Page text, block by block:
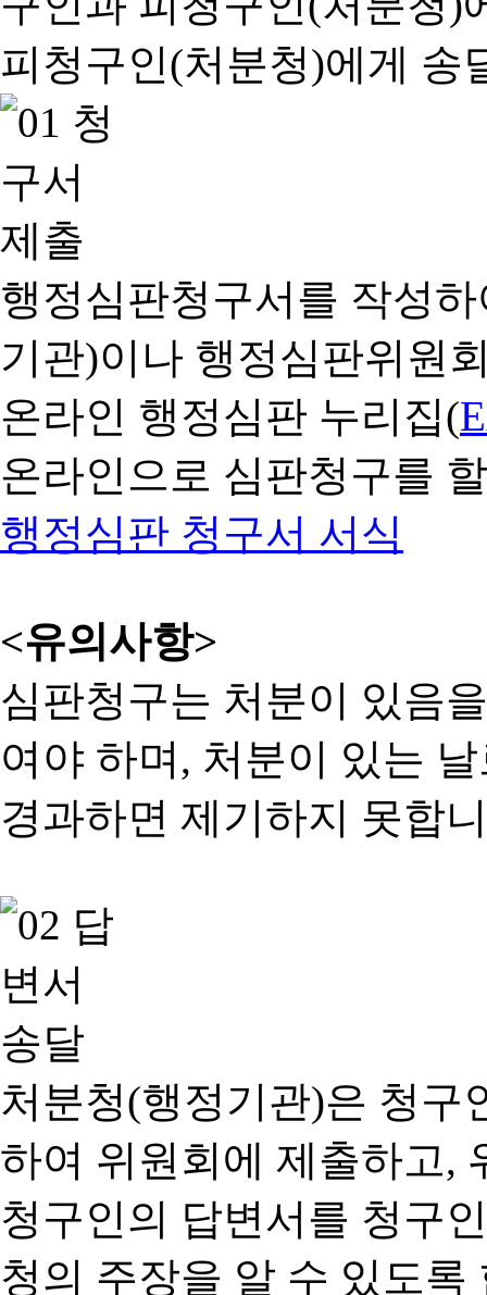
행정심판청구서를 작성
기관)이나 행정심판위원
온라인 행정심판 누리집(
온라인으로 심판청구를
행정심판 청구서 서식
<유의사항>
심판청구는 처분이 있음
여야 하며, 처분이 있는
경과하면 제기하지 못합
처분청(행정기관)은 청구
하여 위원회에 제출하고,
청구인의 답변서를 청구
청의 주장을 알 수 있도록